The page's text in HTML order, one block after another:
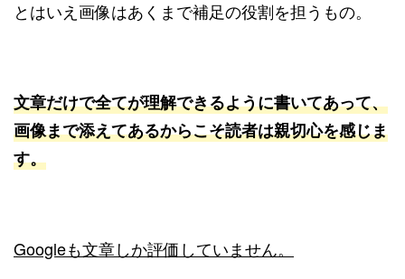
とはいえ画像はあくまで補足の役割を担うもの。
文章だけで全てが理解できるように書いてあって、
画像まで添えてあるからこそ読者は親切心を感じま
す。
Googleも文章しか評価していません。